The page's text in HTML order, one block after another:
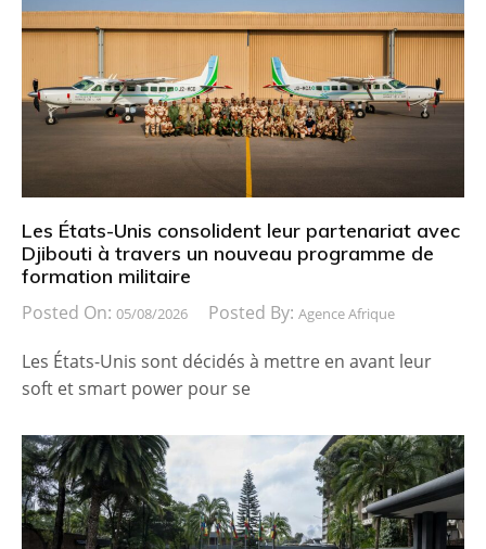
Les États-Unis consolident leur partenariat avec
Djibouti à travers un nouveau programme de
formation militaire
Posted On: 05/08/2026 Posted By: Agence Afrique
Les États-Unis sont décidés à mettre en avant leur
soft et smart power pour se